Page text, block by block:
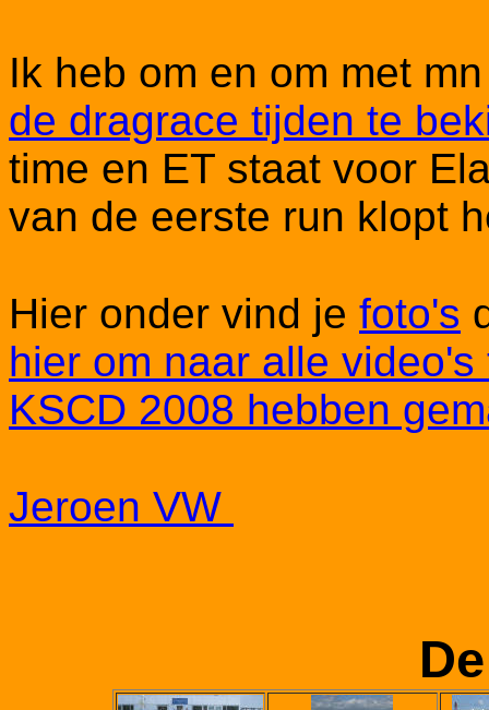
Ik heb om en om met
de dragrace tijden te
time en ET staat voor
van de eerste run klopt
Hier onder vind je foto's
hier om naar alle
KSCD 2008 hebben
Jeroen VW